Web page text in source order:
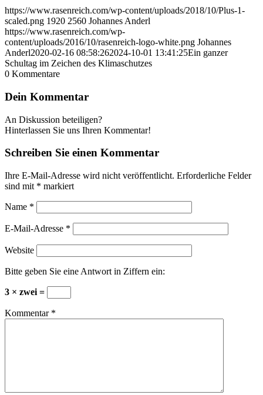
https://www.rasenreich.com/wp-content/uploads/2018/10/Plus-1-
scaled.png 1920 2560 Johannes Anderl
https://www.rasenreich.com/wp-
content/uploads/2016/10/rasenreich-logo-white.png Johannes
Anderl2020-02-16 08:58:262024-10-01 13:41:25Ein ganzer
Schultag im Zeichen des Klimaschutzes
0 Kommentare
Dein Kommentar
An Diskussion beteiligen?
Hinterlassen Sie uns Ihren Kommentar!
Schreiben Sie einen Kommentar
Ihre E-Mail-Adresse wird nicht veröffentlicht. Erforderliche Felder
sind mit * markiert
Name *
E-Mail-Adresse *
Website
Bitte geben Sie eine Antwort in Ziffern ein:
3 × zwei =
Kommentar *